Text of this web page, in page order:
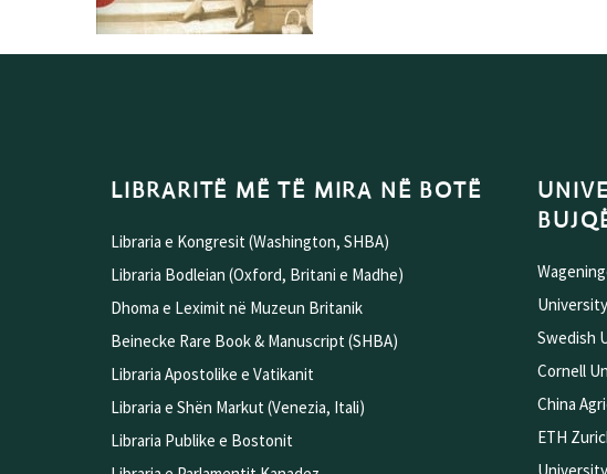
LIBRARITË MË TË MIRA NË BOTË
Libraria e Kongresit (Washington, SHBA)
Libraria Bodleian (Oxford, Britani e Madhe)
Dhoma e Leximit në Muzeun Britanik
Beinecke Rare Book & Manuscript (SHBA)
Libraria Apostolike e Vatikanit
Libraria e Shën Markut (Venezia, Itali)
Libraria Publike e Bostonit
Swedish
Cornell
China
ETH